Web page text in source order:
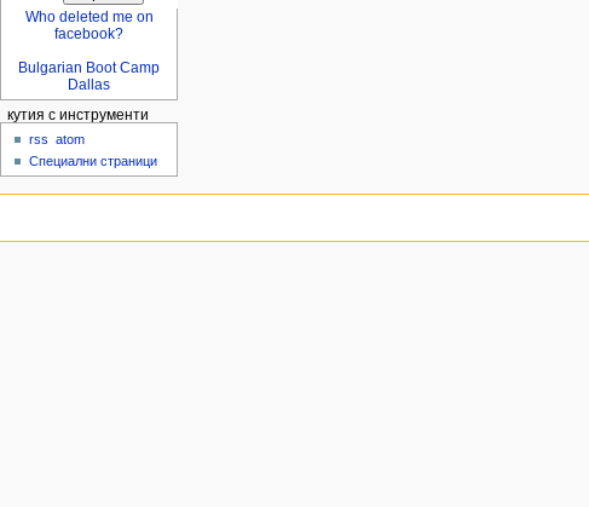
Who deleted me on
facebook?
Bulgarian Boot Camp
Dallas
кутия с инструменти
rss
atom
Специални страници